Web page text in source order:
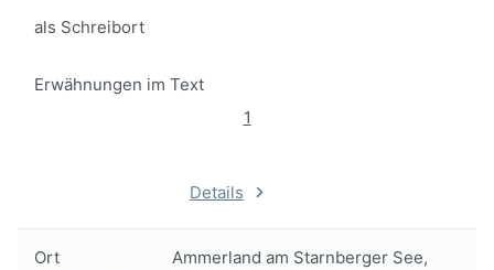
als Schreibort
Erwähnungen im Text
1
Details
Ort
Ammerland am Starnberger See,